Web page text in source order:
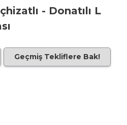
- Donatılı L
Geçmiş Tekliflere Bak!